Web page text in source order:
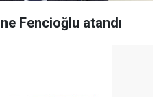
Fencioğlu atandı